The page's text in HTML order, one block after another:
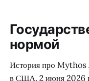
нормой
История про Mythos
в США. 2 июня 2026